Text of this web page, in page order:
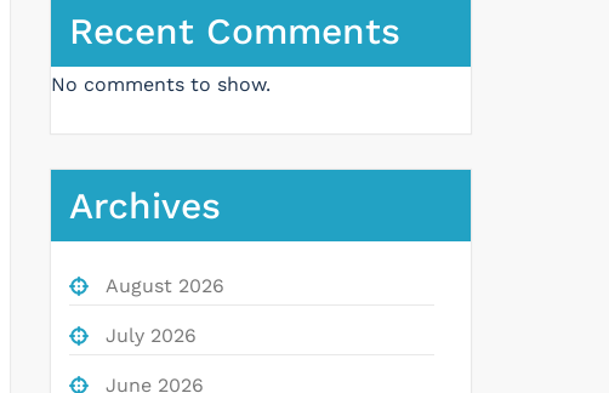
Recent Comments
No comments to show.
Archives
August 2026
July 2026
June 2026